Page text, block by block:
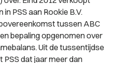
PSS aan Rookie B.V.
tussen ABC
bepaling opgenomen over
Uit de tussentijdse
PSS dat jaar meer dan